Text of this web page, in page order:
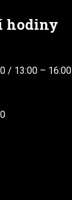
hodiny
/ 13:00 – 16:00